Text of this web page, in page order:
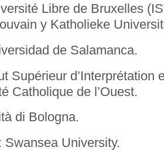
Libre de Bruxelles
y Katholieke
de Salamanca.
Supérieur d’Interprétation
Catholique de l’Ouest.
di Bologna.
Swansea University.